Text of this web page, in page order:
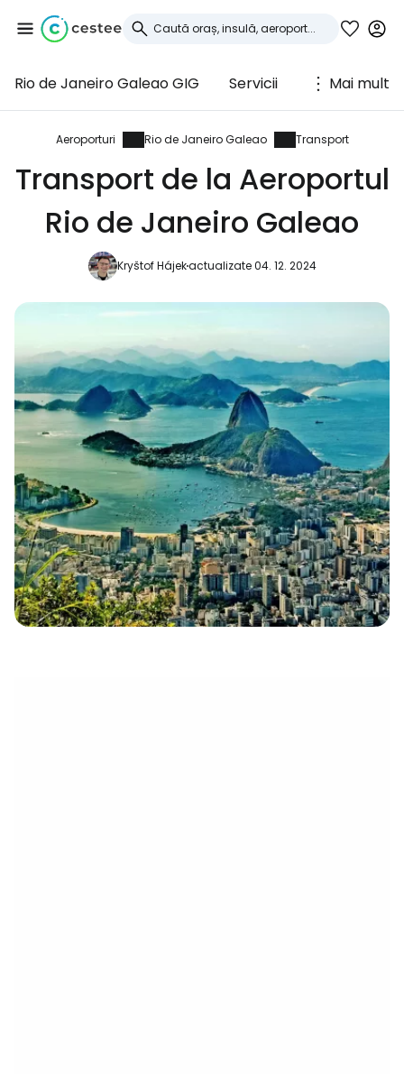
Rio de Janeiro Galeao GIG Servicii Mai mult
Aeroporturi Rio de Janeiro Galeao Transport
Transport de la Aeroportul
Rio de Janeiro Galeao
Kryštof Hájekactualizate 04. 12. 2024
Conectați-vă la
Cestee
... comunitatea mondială a călătorilor
Continuați cu Facebook
Continuați cu e-mailul